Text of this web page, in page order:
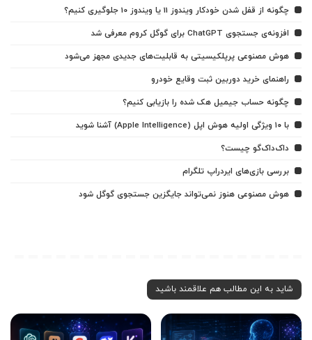
چگونه از قفل شدن خودکار ویندوز 11 یا ویندوز 10 جلوگیری کنیم؟
افزونه‌ی جستجوی ChatGPT برای گوگل کروم معرفی شد
هوش مصنوعی پرپلکیسیتی به قابلیت‌های جدیدی مجهز می‌شود
راهنمای خرید دوربین ثبت وقایع خودرو
چگونه حساب جیمیل هک شده را بازیابی کنیم؟
با ۱۰ ویژگی اولیه هوش اپل (Apple Intelligence) آشنا شوید
داک‌داک‌گو چیست؟
بررسی بازی‌های ایردراپ تلگرام
هوش مصنوعی هنوز نمی‌تواند جایگزین جستجوی گوگل شود
شاید به این مطالب هم علاقمند باشید